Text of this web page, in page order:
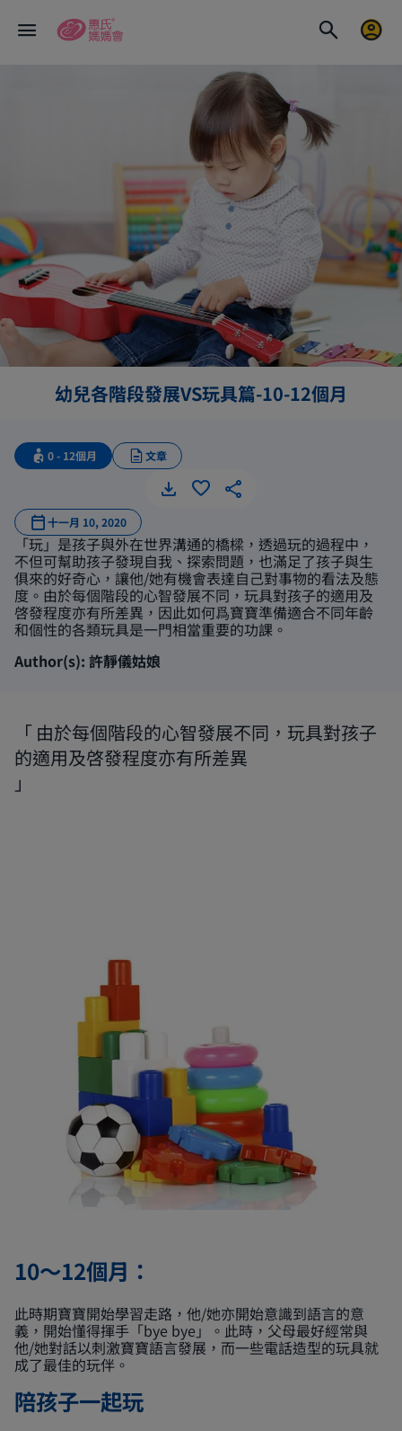
幼兒各階段發展VS玩具篇-10-12個月
0 - 12個月 文章
十一月 10, 2020
「玩」是孩子與外在世界溝通的橋樑，透過玩的過程中，
不但可幫助孩子發現自我、探索問題，也滿足了孩子與生
俱來的好奇心，讓他/她有機會表達自己對事物的看法及態
度。由於每個階段的心智發展不同，玩具對孩子的適用及
啓發程度亦有所差異，因此如何爲寶寶準備適合不同年齡
和個性的各類玩具是一門相當重要的功課。
Author(s): 許靜儀姑娘
由於每個階段的心智發展不同，玩具對孩子
的適用及啓發程度亦有所差異
10～12個月：
此時期寶寶開始學習走路，他/她亦開始意識到語言的意
義，開始懂得揮手「bye bye」。此時，父母最好經常與
他/她對話以刺激寶寶語言發展，而一些電話造型的玩具就
成了最佳的玩伴。
陪孩子一起玩